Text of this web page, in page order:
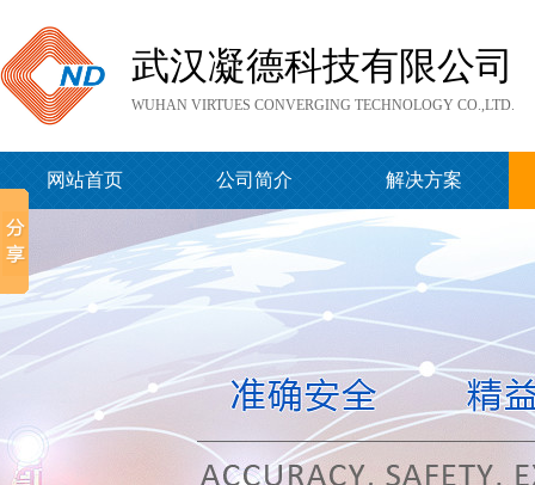
武汉凝德科技有限公司
WUHAN VIRTUES CONVERGING TECHNOLOGY CO.,LTD.
网站首页 公司简介 解决方案